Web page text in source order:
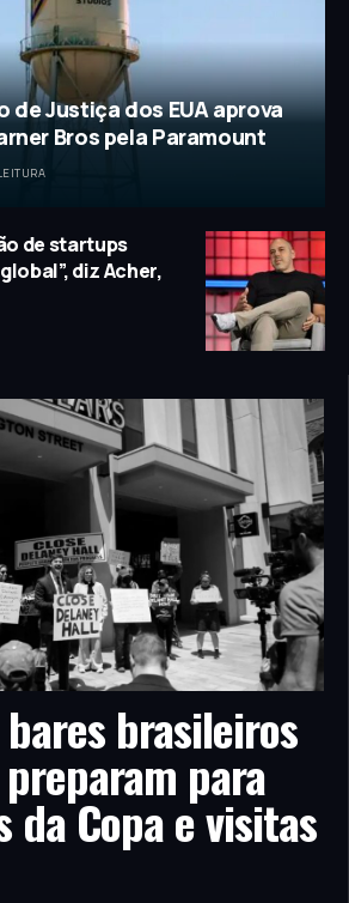
de Justiça dos EUA aprova
Bros pela Paramount
de startups
diz Acher,
brasileiros
preparam para
da Copa e visitas